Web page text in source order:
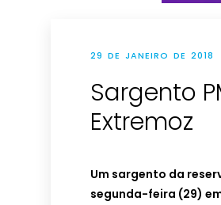
29 DE JANEIRO DE 2018
Sargento
Extremoz
Um sargento da
segunda-feira (29)